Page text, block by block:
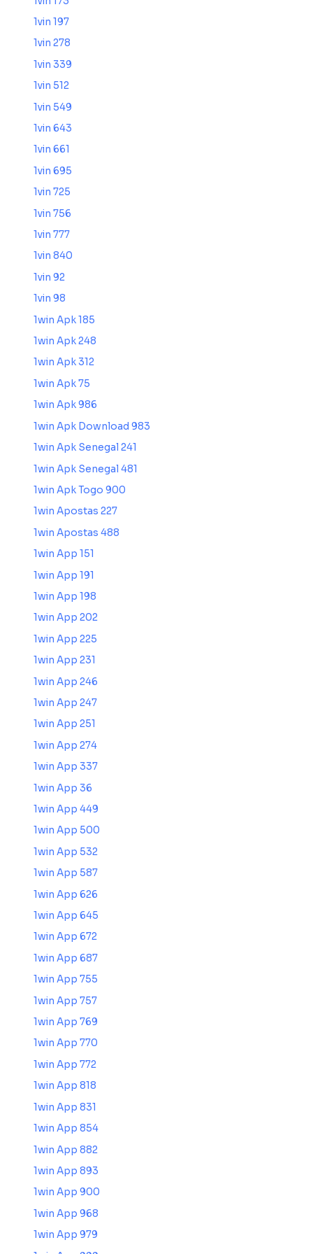
1vin 197
1vin 278
1vin 339
1vin 512
1vin 549
1vin 643
1vin 661
1vin 695
1vin 725
1vin 756
1vin 777
1vin 840
1vin 92
1vin 98
1win Apk 185
1win Apk 248
1win Apk 312
1win Apk 75
1win Apk 986
1win Apk Download 983
1win Apk Senegal 241
1win Apk Senegal 481
1win Apk Togo 900
1win Apostas 227
1win Apostas 488
1win App 151
1win App 191
1win App 198
1win App 202
1win App 225
1win App 231
1win App 246
1win App 247
1win App 251
1win App 274
1win App 337
1win App 36
1win App 449
1win App 500
1win App 532
1win App 587
1win App 626
1win App 645
1win App 672
1win App 687
1win App 755
1win App 757
1win App 769
1win App 770
1win App 772
1win App 818
1win App 831
1win App 854
1win App 882
1win App 893
1win App 900
1win App 968
1win App 979